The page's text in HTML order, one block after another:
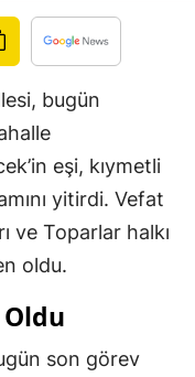
bugün
eşi, kıymetli
yitirdi. Vefat
ve Toparlar halkı
oldu.
son görev